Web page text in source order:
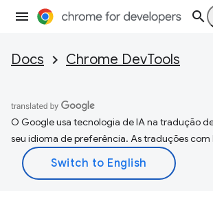
Docs Chrome DevTools
O Google usa tecnologia de IA na tradução
seu idioma de preferência. As traduções com